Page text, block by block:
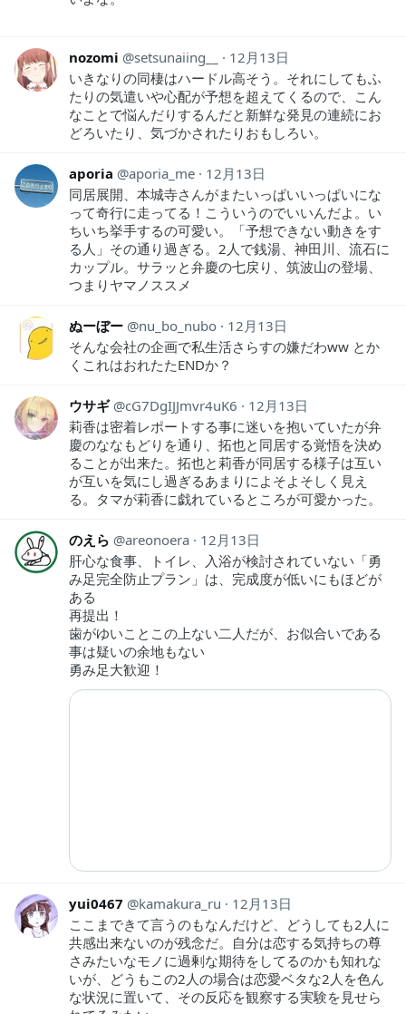
nozomi setsunaiing__
12月13日
いきなりの同棲はハードル高そう。それにしてもふ
たりの気遣いや心配が予想を超えてくるので、こん
なことで悩んだりするんだと新鮮な発見の連続にお
どろいたり、気づかされたりおもしろい。
aporia aporia_me
12月13日
同居展開、本城寺さんがまたいっぱいいっぱいにな
って奇行に走ってる！こういうのでいいんだよ。い
ちいち挙手するの可愛い。「予想できない動きをす
る人」その通り過ぎる。2人で銭湯、神田川、流石に
カップル。サラッと弁慶の七戻り、筑波山の登場、
つまりヤマノススメ
ぬーぼー nu_bo_nubo
12月13日
そんな会社の企画で私生活さらすの嫌だわww とか
くこれはおれたたENDか？
ウサギ cG7DgIJJmvr4uK6
12月13日
莉香は密着レポートする事に迷いを抱いていたが弁
慶のななもどりを通り、拓也と同居する覚悟を決め
ることが出来た。拓也と莉香が同居する様子は互い
が互いを気にし過ぎるあまりによそよそしく見え
る。タマが莉香に戯れているところが可愛かった。
のえら areonoera
12月13日
肝心な食事、トイレ、入浴が検討されていない「勇
み足完全防止プラン」は、完成度が低いにもほどが
ある
再提出！
歯がゆいことこの上ない二人だが、お似合いである
事は疑いの余地もない
勇み足大歓迎！
yui0467 kamakura_ru
12月13日
ここまできて言うのもなんだけど、どうしても2人に
共感出来ないのが残念だ。自分は恋する気持ちの尊
さみたいなモノに過剰な期待をしてるのかも知れな
いが、どうもこの2人の場合は恋愛ベタな2人を色ん
な状況に置いて、その反応を観察する実験を見せら